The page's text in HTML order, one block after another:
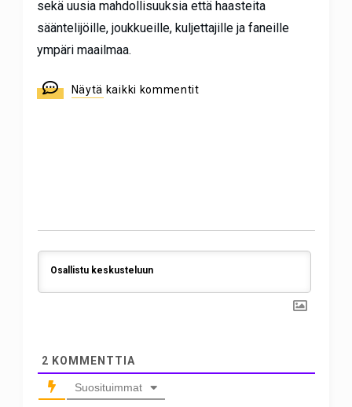
sekä uusia mahdollisuuksia että haasteita
sääntelijöille, joukkueille, kuljettajille ja faneille
ympäri maailmaa.
Näytä kaikki kommentit
2 KOMMENTTIA
Suosituimmat